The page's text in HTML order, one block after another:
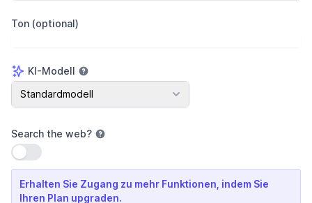
Ton (optional)
KI-Modell
KI-Modell
Standardmodell
Search the web?
Einstellung verwenden
Erhalten Sie Zugang zu mehr Funktionen, indem Sie
Ihren Plan upgraden.